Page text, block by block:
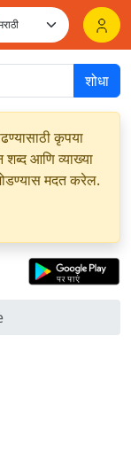
शोधा
कृपया
आणि व्याख्या
मदत करेल.